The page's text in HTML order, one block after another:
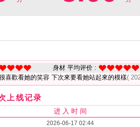
身材 平均评价 :
喜歡看她的笑容 下次來要看她站起來的模樣(
上线记录
进 入 时 间
2026-06-17 02:44